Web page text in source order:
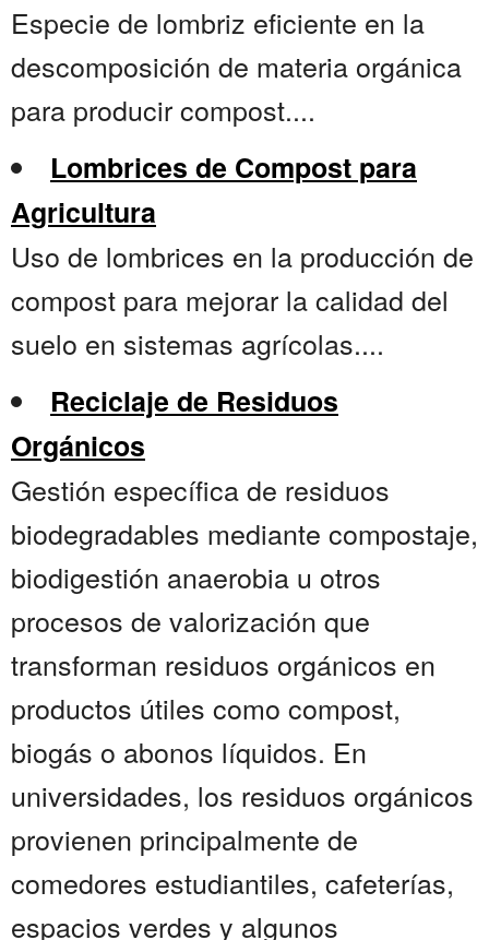
Especie de lombriz eficiente en la
descomposición de materia orgánica
para producir compost....
Lombrices de Compost para
Agricultura
Uso de lombrices en la producción de
compost para mejorar la calidad del
suelo en sistemas agrícolas....
Reciclaje de Residuos
Orgánicos
Gestión específica de residuos
biodegradables mediante compostaje,
biodigestión anaerobia u otros
procesos de valorización que
transforman residuos orgánicos en
productos útiles como compost,
biogás o abonos líquidos. En
universidades, los residuos orgánicos
provienen principalmente de
comedores estudiantiles, cafeterías,
espacios verdes y algunos